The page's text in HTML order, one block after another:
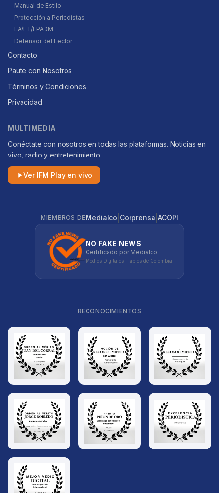
Manual de Estilo
Protección a Periodistas
LA/FT/FPADM
Defensor del Lector
Contacto
Paute con Nosotros
Términos y Condiciones
Privacidad
MULTIMEDIA
Conéctate con nosotros en todas las plataformas. Noticias en
vivo, radio y entretenimiento.
Ver IFM Play en vivo
MIEMBROS DEMedialco Corprensa ACOPI
NO FAKE NEWS
Certificado por Medialco
Medios Digitales Fiables de Colombia
RECONOCIMIENTOS